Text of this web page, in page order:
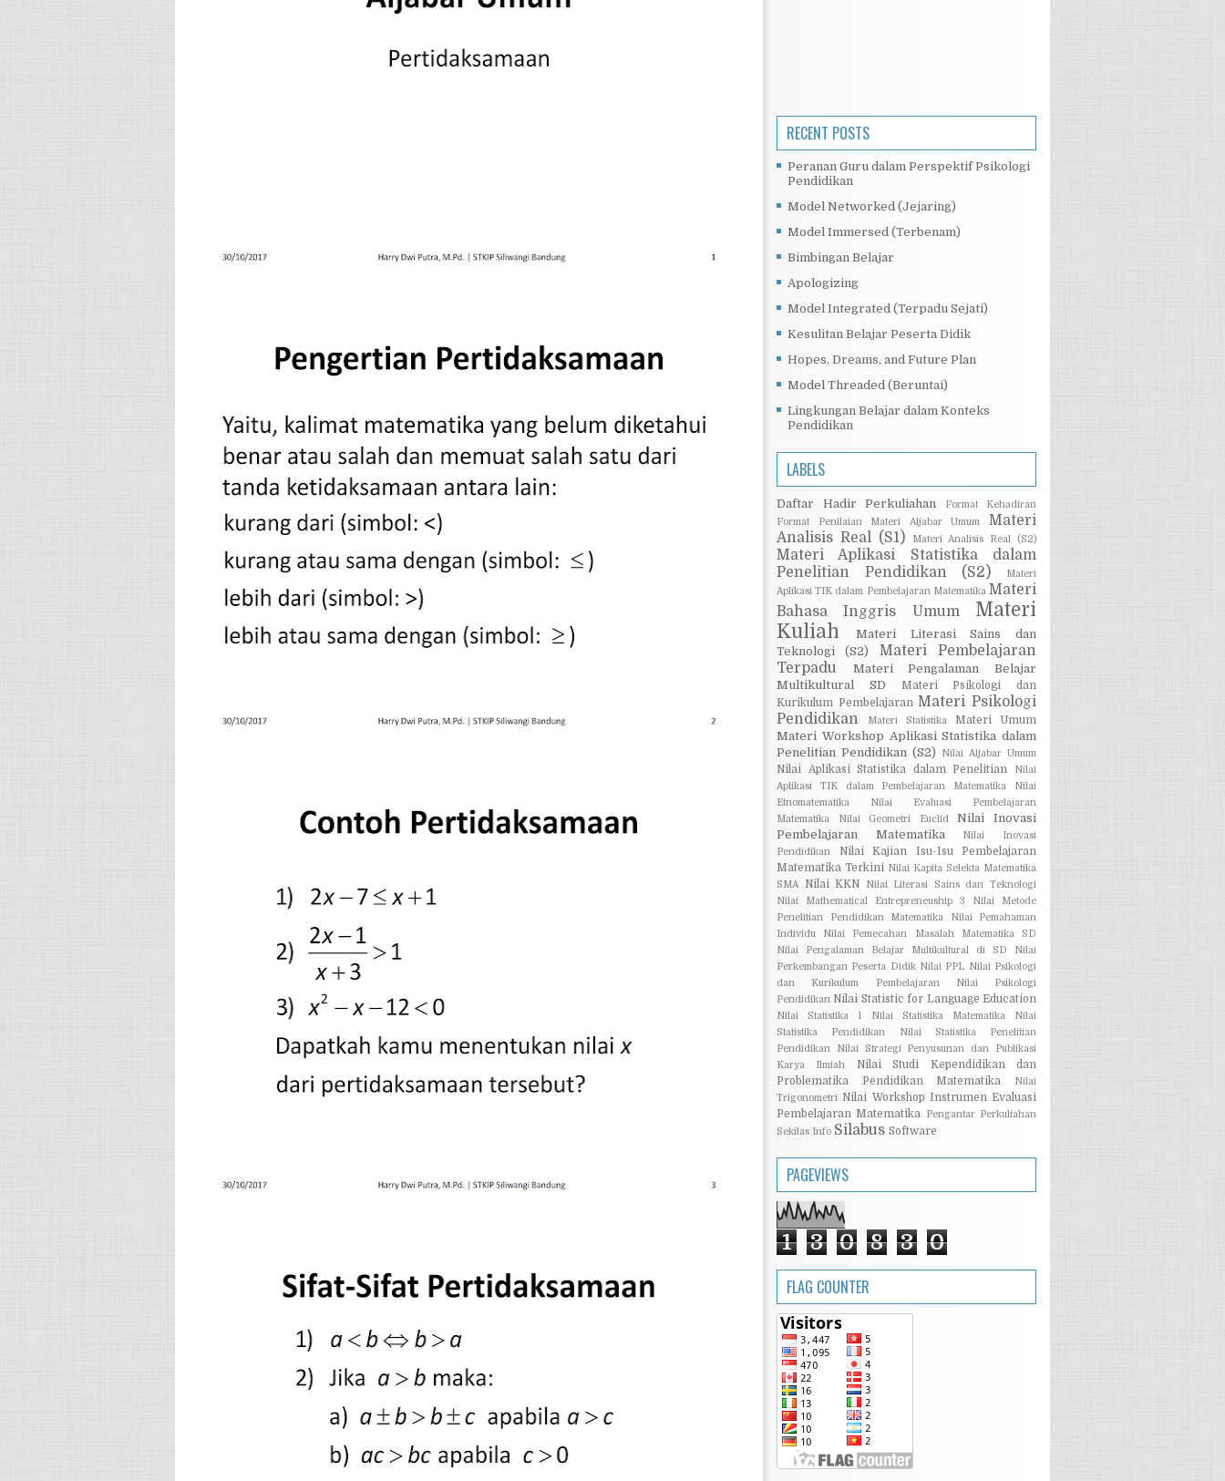
RECENT POSTS
Peranan Guru dalam Perspektif Psikologi
Pendidikan
Model Networked (Jejaring)
Model Immersed (Terbenam)
Bimbingan Belajar
Apologizing
Model Integrated (Terpadu Sejati)
Kesulitan Belajar Peserta Didik
Hopes, Dreams, and Future Plan
Model Threaded (Beruntai)
Lingkungan Belajar dalam Konteks
Pendidikan
LABELS
Daftar Hadir Perkuliahan
Format Kehadiran
Format Penilaian
Materi Aljabar Umum
Materi
Analisis Real (S1)
Materi Analisis Real (S2)
Materi Aplikasi Statistika dalam
Penelitian Pendidikan (S2)
Materi
Aplikasi TIK dalam Pembelajaran Matematika Materi
Bahasa Inggris Umum
Materi
Kuliah
Materi Literasi Sains dan
Teknologi (S2)
Materi Pembelajaran
Terpadu
Materi Pengalaman Belajar
Multikultural SD
Materi Psikologi dan
Kurikulum Pembelajaran Materi Psikologi
Pendidikan
Materi Statistika Materi Umum
Materi Workshop Aplikasi Statistika dalam
Penelitian Pendidikan (S2)
Nilai Aljabar Umum
Nilai Aplikasi Statistika dalam Penelitian
Nilai
Aplikasi TIK dalam Pembelajaran Matematika
Nilai
Etnomatematika
Nilai Evaluasi Pembelajaran
Matematika
Nilai Geometri Euclid
Nilai Inovasi
Pembelajaran Matematika
Nilai Inovasi
Pendidikan
Nilai Kajian Isu-Isu Pembelajaran
Matematika Terkini Nilai Kapita Selekta Matematika
SMA
Nilai KKN
Nilai Literasi Sains dan Teknologi
Nilai Mathematical Entrepreneuship 3
Nilai Metode
Penelitian Pendidikan Matematika
Nilai Pemahaman
Individu
Nilai Pemecahan Masalah Matematika SD
Nilai Pengalaman Belajar Multikultural di SD
Nilai
Perkembangan Peserta Didik Nilai PPL Nilai Psikologi
dan Kurikulum Pembelajaran
Nilai Psikologi
Pendidikan Nilai Statistic for Language Education
Nilai Statistika 1 Nilai Statistika Matematika
Nilai
Statistika Pendidikan
Nilai Statistika Penelitian
Pendidikan
Nilai Strategi Penyusunan dan Publikasi
Karya Ilmiah
Nilai Studi Kependidikan dan
Problematika Pendidikan Matematika
Nilai
Trigonometri Nilai Workshop Instrumen Evaluasi
Pembelajaran Matematika
Pengantar Perkuliahan
Sekilas Info Silabus Software
PAGEVIEWS
1 3 0 8 3 0
FLAG COUNTER